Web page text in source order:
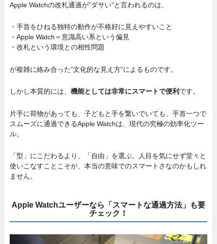
Apple Watchの改札通過が”ダサい”と言われるのは、
・手首をひねる独特の動作が不格好に見えやすいこと
・Apple Watch＝意識高い系という偏見
・改札という環境との相性問題
が複雑に絡み合った”文化的な見え方”によるものです。
しかし本質的には、 機能としては非常にスマートで便利 です。
片手に荷物があっても、子どもと手を繋いでいても、手首一つで
スムーズに通過できるApple Watchは、現代の究極の効率化ツー
ル。
「型」にこだわるより、「自由」を選ぶ。人目を気にせず堂々と
使いこなすことこそが、本当の意味でのスマートさなのかもしれ
ません。
Apple Watchユーザーなら「スマートな通過方法」も要
チェック！